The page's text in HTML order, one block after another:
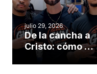
julio 29, 2026
De la cancha a
Cristo: cómo el
gimnasio de